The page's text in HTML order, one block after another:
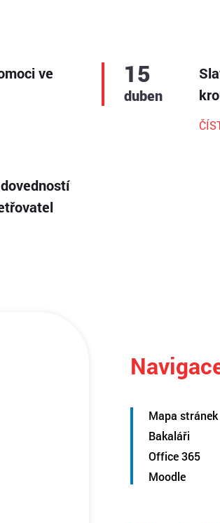
ve
15
duben
Mapa stránek
Bakaláři
Office 365
Moodle